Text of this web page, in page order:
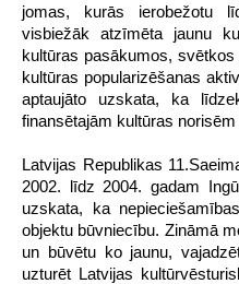
jomas, kurās ierobežotu
visbiežāk atzīmēta jaunu
kultūras pasākumos,
kultūras popularizēšanas
aptaujāto uzskata, ka
finansētajām kultūras
Latvijas Republikas
2002. līdz 2004. gadam
uzskata, ka
objektu būvniecību. Zināmā
un būvētu ko jaunu,
uzturēt Latvijas